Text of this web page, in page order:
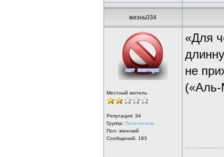
жизнь034
Местный житель
Репутация: 34
Группа: Посетители
Пол: женский
Сообщений: 183
«Для
не
(«Аль-